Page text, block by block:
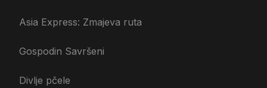
Asia Express: Zmajeva ruta
Gospodin Savršeni
Divlje pčele